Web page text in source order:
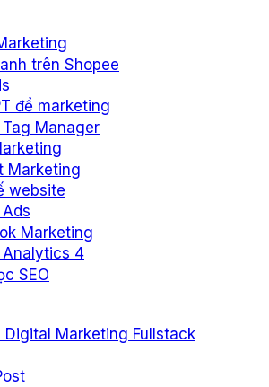
trên Shopee
để marketing
Manager
Marketing
website
Marketing
Analytics 4
SEO
Digital Marketing Fullstack